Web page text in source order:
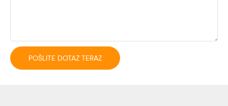
POŠLITE DOTAZ TERAZ